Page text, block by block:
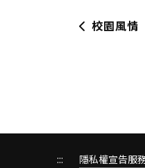
校園風情
::: 隱私權宣告服